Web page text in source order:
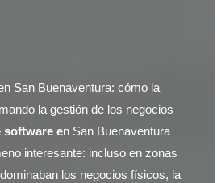
San Buenaventura: cómo la
la gestión de los negocios
software en San Buenaventura
interesante: incluso en zonas
los negocios físicos, la